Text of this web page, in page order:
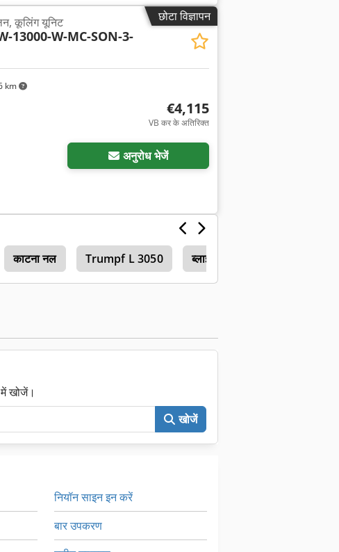
छोटा विज्ञापन
km
कूलिंग यूनिट
13000-W-MC-SON-3-
€4,115
VB कर के अतिरिक्त
अनुरोध भेजें
काटना नल Trumpf L 3050 ब्लाइंड कवर
खोजें।
खोजें
नियॉन साइन इन करें
बार उपकरण